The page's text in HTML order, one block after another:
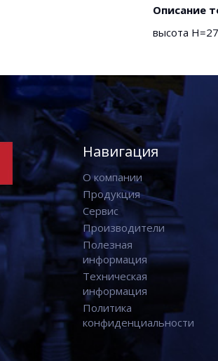
Описание
высота
Навигация
О компании
Продукция
Сервис
Производители
Полезная
информация
Техническая
информация
Политика
конфиденциальности